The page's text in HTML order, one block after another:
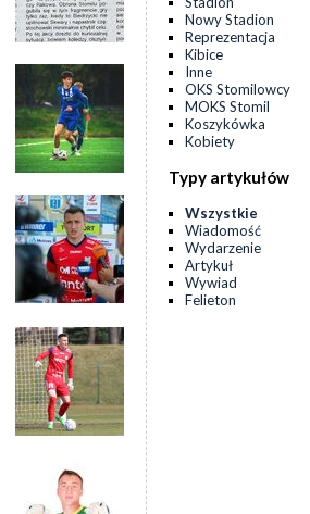
Nowy Stadion
Reprezentacja
Kibice
Inne
OKS Stomilowcy
MOKS Stomil
Koszykówka
Kobiety
Typy artykułów
Wszystkie
Wiadomość
Wydarzenie
Artykuł
Wywiad
Felieton